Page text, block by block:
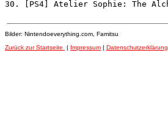
Bilder: Nintendoeverything.com, Famitsu
Zurück zur Startseite
| Impressum | Datenschutzerklärung